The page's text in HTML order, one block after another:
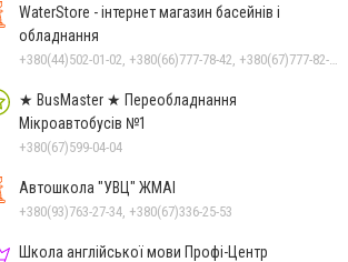
WaterStore - інтернет магазин басейнів і
обладнання
+380(44)502-01-02, +380(66)777-78-42, +380(67)777-82-19, +380(67)890-80-80, +380(73)890-80-80, +380(44)502-01-03
★ BusMaster ★ Переобладнання
Мікроавтобусів №1
+380(67)599-04-04
Автошкола "УВЦ" ЖМАІ
+380(93)763-27-34, +380(67)336-25-53
Школа англійської мови Профі-Центр